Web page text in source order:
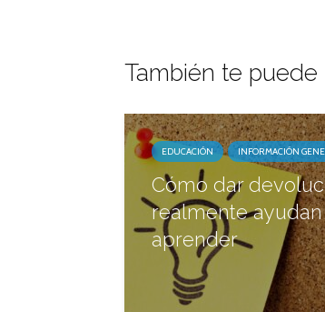
También te puede
EDUCACIÓN INFORMACIÓN
Cómo dar
realmente
aprender